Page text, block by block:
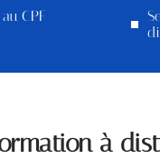
CPF
à